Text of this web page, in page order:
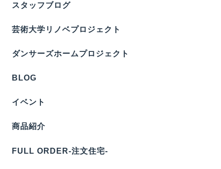
スタッフブログ
芸術大学リノベプロジェクト
ダンサーズホームプロジェクト
BLOG
イベント
商品紹介
FULL ORDER-注文住宅-